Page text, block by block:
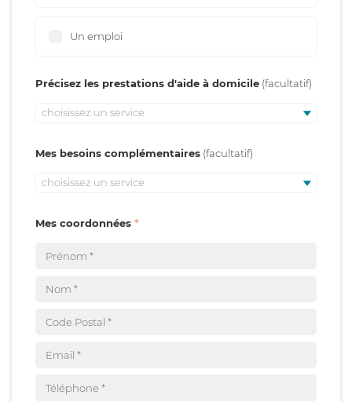
Un emploi
Précisez les prestations d'aide à domicile
choisissez un service
Mes besoins complémentaires
choisissez un service
Mes coordonnées